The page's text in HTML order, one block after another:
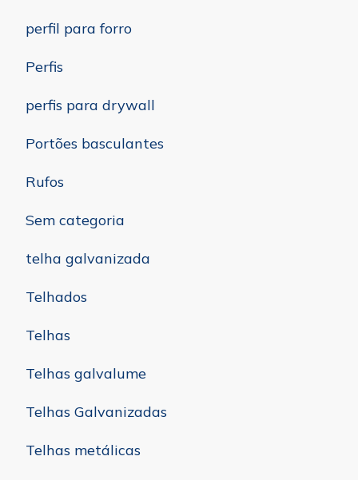
perfil para forro
Perfis
perfis para drywall
Portões basculantes
Rufos
Sem categoria
telha galvanizada
Telhados
Telhas
Telhas galvalume
Telhas Galvanizadas
Telhas metálicas